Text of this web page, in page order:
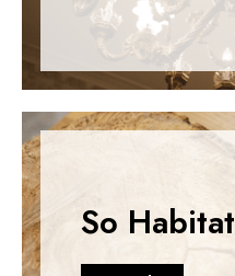
So Habitat
Voir Plus